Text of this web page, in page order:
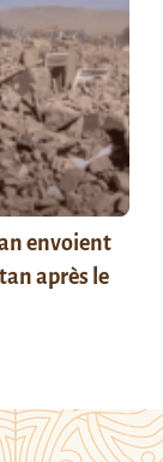
envoient
après le